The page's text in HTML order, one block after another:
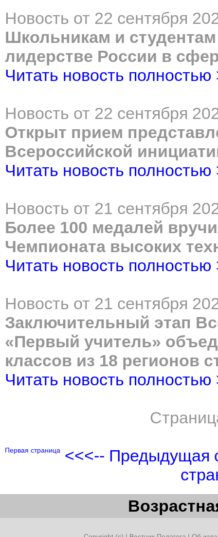
Новость от 22 сентября
Школьникам и
лидерстве России в
Читать новость полностью
Новость от 22 сентября
Открыт прием
Всероссийской
Читать новость полностью
Новость от 21 сентября
Более 100 медалей
Чемпионата высоких
Читать новость полностью
Новость от 21 сентября
Заключительный этап
«Первый учитель»
классов из 18 регионов
Читать новость полностью
Первая страница
<<<-- Предыдущая